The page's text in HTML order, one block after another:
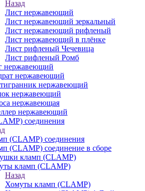
Назад
Лист нержавеющий
Лист нержавеющий зеркальный
Лист нержавеющий рифленый
Лист нержавеющий в плёнке
Лист рифленый Чечевица
Лист рифленый Ромб
нержавеющий
нержавеющий
нержавеющий
нержавеющий
нержавеющая
нержавеющий
соединения
(CLAMP) соединения
(CLAMP) соединение в сборе
кламп (CLAMP)
кламп (CLAMP)
Назад
Хомуты кламп (CLAMP)